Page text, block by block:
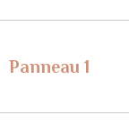
Panneau 1